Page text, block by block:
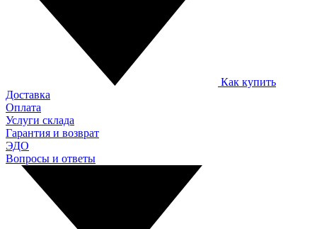
Как купить
Доставка
Оплата
Услуги склада
Гарантия и возврат
ЭДО
Вопросы и ответы